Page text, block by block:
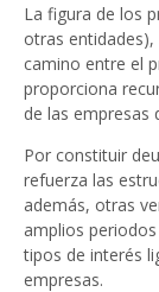
La figura de los
otras
camino entre el
proporciona
de las empresas
Por constituir
refuerza las
además, otras
amplios
tipos de interés
empresas.